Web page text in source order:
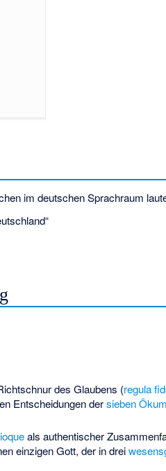
im deutschen Sprachraum
des Glaubens (regula
Entscheidungen dersieben
als authentischer
einzigen Gott, der in drei